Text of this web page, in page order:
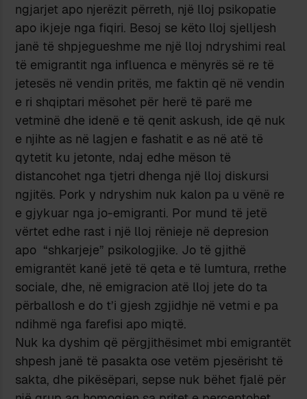
ngjarjet apo njerëzit përreth, një lloj psikopatie
apo ikjeje nga fiqiri. Besoj se këto lloj sjelljesh
janë të shpjegueshme me një lloj ndryshimi real
të emigrantit nga influenca e mënyrës së re të
jetesës në vendin pritës, me faktin që në vendin
e ri shqiptari mësohet për herë të parë me
vetminë dhe idenë e të qenit askush, ide që nuk
e njihte as në lagjen e fashatit e as në atë të
qytetit ku jetonte, ndaj edhe mëson të
distancohet nga tjetri dhenga një lloj diskursi
ngjitës. Pork y ndryshim nuk kalon pa u vënë re
e gjykuar nga jo-emigranti. Por mund të jetë
vërtet edhe rast i një lloj rënieje në depresion
apo “shkarjeje” psikologjike. Jo të gjithë
emigrantët kanë jetë të qeta e të lumtura, rrethe
sociale, dhe, në emigracion atë lloj jete do ta
përballosh e do t’i gjesh zgjidhje në vetmi e pa
ndihmë nga farefisi apo miqtë.
Nuk ka dyshim që përgjithësimet mbi emigrantët
shpesh janë të pasakta ose vetëm pjesërisht të
sakta, dhe pikësëpari, sepse nuk bëhet fjalë për